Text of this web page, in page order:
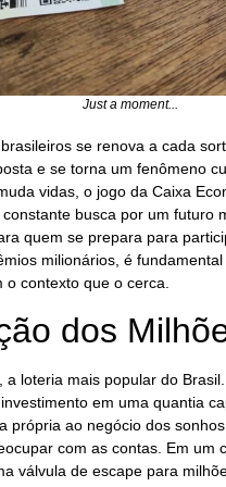
Just a moment...
se renova a cada
e se torna um fenômeno
vidas, o jogo da Caixa
busca por um futuro
quem se prepara para
milionários, é
contexto que o cerca.
dos
a loteria mais popular do
em uma quantia
própria ao negócio dos
com as contas. Em um
válvula de escape para